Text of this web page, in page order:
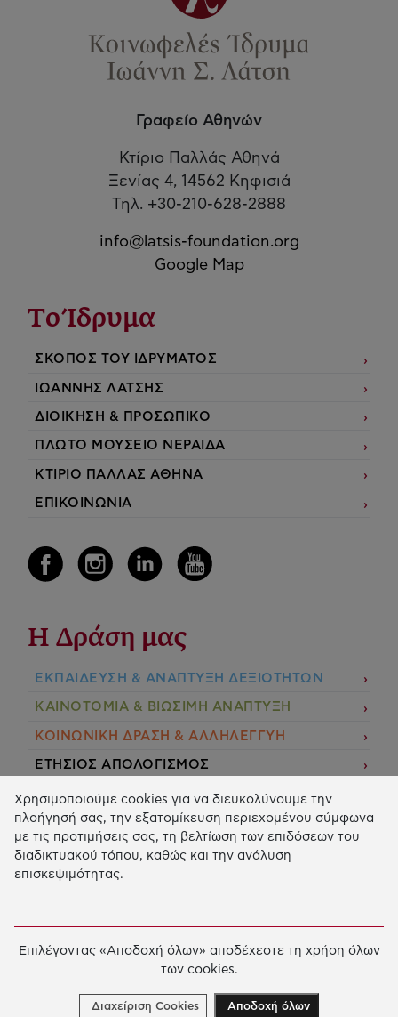
Γραφείο Αθηνών
Κτίριο Παλλάς Αθηνά
Ξενίας 4, 14562 Κηφισιά
Τηλ. +30-210-628-2888
info@latsis-foundation.org
Google Map
Το Ίδρυμα
ΣΚΟΠΟΣ ΤΟΥ ΙΔΡΥΜΑΤΟΣ
ΙΩΑΝΝΗΣ ΛΑΤΣΗΣ
ΔΙΟΙΚΗΣΗ & ΠΡΟΣΩΠΙΚΟ
ΠΛΩΤΟ ΜΟΥΣΕΙΟ ΝΕΡΑΙΔΑ
ΚΤΙΡΙΟ ΠΑΛΛΑΣ ΑΘΗΝΑ
ΕΠΙΚΟΙΝΩΝΙΑ
Η Δράση μας
ΕΚΠΑIΔΕΥΣΗ & ΑΝΑΠΤΥΞΗ ΔΕΞΙΟΤΗΤΩΝ
ΚΑΙΝΟΤΟΜΙΑ & ΒΙΩΣΙΜΗ ΑΝΑΠΤΥΞΗ
ΚΟΙΝΩΝΙΚΗ ΔΡΑΣΗ & ΑΛΛΗΛΕΓΓΥΗ
ΕΤΗΣΙΟΣ ΑΠΟΛΟΓΙΣΜΟΣ
E-LIBRARY
ΧΡΗΜΑΤΟΔΟΤΗΣΕΙΣ
ΑΙΤΗΣΗ ΧΡΗΜΑΤΟΔΟΤΗΣΗΣ
Δεδομένων
Ρυθμίσεις Cookies
Created byCantaloop
Χρησιμοποιούμε cookies για να διευκολύνουμε την
πλοήγησή σας, την εξατομίκευση περιεχομένου σύμφωνα
με τις προτιμήσεις σας, τη βελτίωση των επιδόσεων του
διαδικτυακού τόπου, καθώς και την ανάλυση
επισκεψιμότητας.
Επιλέγοντας «Αποδοχή όλων» αποδέχεστε τη χρήση όλων
των cookies.
Διαχείριση Cookies Αποδοχή όλων